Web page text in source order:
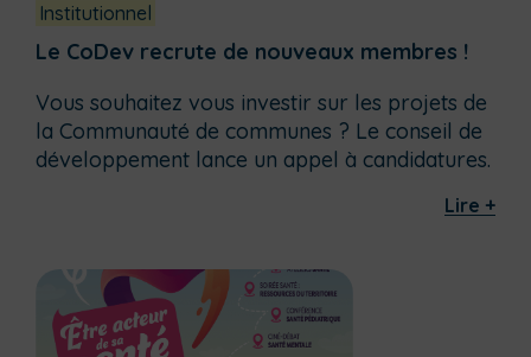
Institutionnel
Le CoDev recrute de nouveaux membres !
Vous souhaitez vous investir sur les projets de
la Communauté de communes ? Le conseil de
développement lance un appel à candidatures.
Lire +